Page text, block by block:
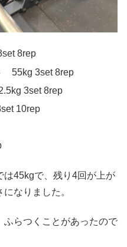
8rep
55kg 3set 8rep
3set 8rep
10rep
は45kgで、残り4回が上が
なりました。
ふらつくことがあったので